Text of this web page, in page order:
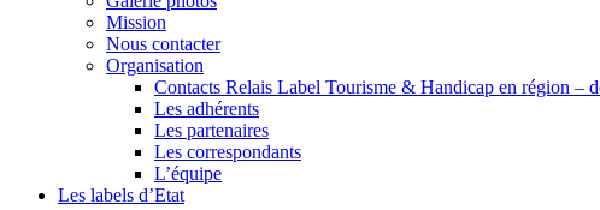
Mission
Nous contacter
Organisation
Contacts Relais Label Tourisme & Handicap en région –
Les adhérents
Les partenaires
Les correspondants
L’équipe
Les labels d’Etat